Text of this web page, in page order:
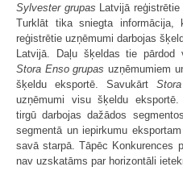
Sylvester grupas Latvijā
Turklāt tika sniegta informācija,
reģistrētie uzņēmumi darbojas
Latvijā. Daļu šķeldas tie pārdod
Stora Enso grupas uzņēmumiem
šķeldu eksportē. Savukārt
uzņēmumi visu šķeldu
tirgū darbojas dažādos
segmentā un iepirkumu
savā starpā. Tāpēc Konkurences
nav uzskatāms par horizontāli